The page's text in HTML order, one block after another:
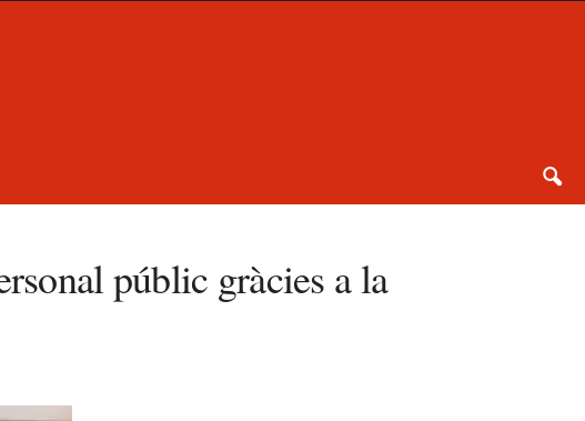
públic gràcies a la